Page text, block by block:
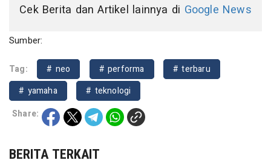
Cek Berita dan Artikel lainnya di Google News
Sumber:
Tag: # neo # performa
# terbaru
# yamaha
# teknologi
Share:
BERITA TERKAIT